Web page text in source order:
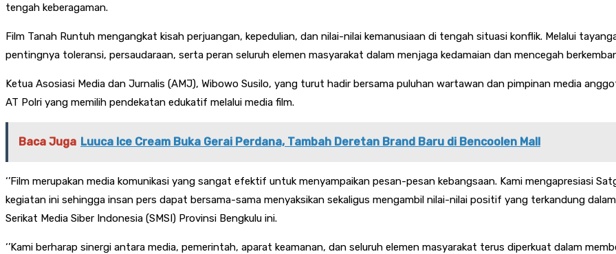
tengah keberagaman.
Film Tanah Runtuh mengangkat kisah perjuangan, kepedulian, dan nilai-nilai kemanusiaan di tengah situasi konflik. Melalui
pentingnya toleransi, persaudaraan, serta peran seluruh elemen masyarakat dalam menjaga kedamaian dan mencegah
Ketua Asosiasi Media dan Jurnalis (AMJ), Wibowo Susilo, yang turut hadir bersama puluhan wartawan dan pimpinan media
AT Polri yang memilih pendekatan edukatif melalui media film.
Baca Juga Luuca Ice Cream Buka Gerai Perdana, Tambah Deretan Brand Baru di Bencoolen Mall
‘’Film merupakan media komunikasi yang sangat efektif untuk menyampaikan pesan-pesan kebangsaan. Kami mengapresiasi
kegiatan ini sehingga insan pers dapat bersama-sama menyaksikan sekaligus mengambil nilai-nilai positif yang terkandung
Serikat Media Siber Indonesia (SMSI) Provinsi Bengkulu ini.
‘’Kami berharap sinergi antara media, pemerintah, aparat keamanan, dan seluruh elemen masyarakat terus diperkuat dalam